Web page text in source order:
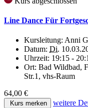
Line Dance Für
Kursleitung: Anni
Datum: Di.
Uhrzeit: 19:15 -
Ort: Bad Wildbad,
Str.1, vhs-Raum
64,00 €
Kurs merken
weitere